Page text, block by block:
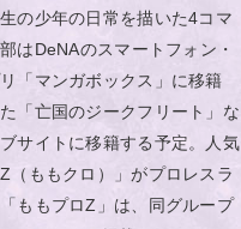
の少年の日常を描いた4コマ
はDeNAのスマートフォン・
「マンガボックス」に移籍
「亡国のジークフリート」な
サイトに移籍する予定。人気
（ももクロ）」がプロレスラ
ももプロZ」は、同グループ